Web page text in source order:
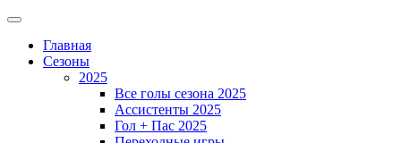
Главная
Сезоны
2025
Все голы сезона 2025
Ассистенты 2025
Гол + Пас 2025